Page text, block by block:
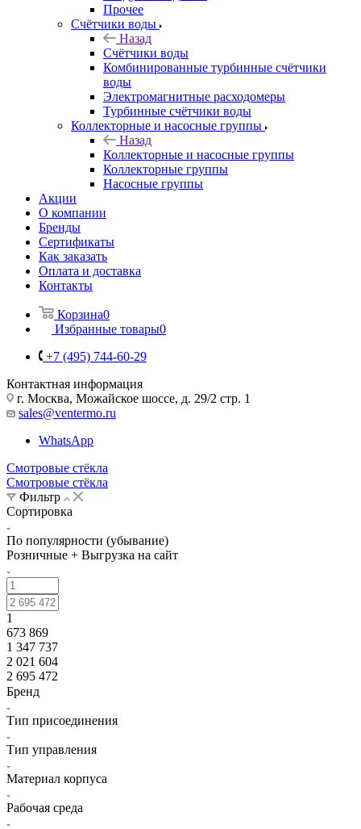
Прочее
Счётчики воды
Назад
Счётчики воды
Комбинированные турбинные счётчики
воды
Электромагнитные расходомеры
Турбинные счётчики воды
Коллекторные и насосные группы
Назад
Коллекторные и насосные группы
Коллекторные группы
Насосные группы
Акции
О компании
Бренды
Сертификаты
Как заказать
Оплата и доставка
Контакты
Корзина0
Избранные товары0
+7 (495) 744-60-29
Контактная информация
г. Москва, Можайское шоссе, д. 29/2 стр. 1
sales@ventermo.ru
WhatsApp
Смотровые стёкла
Смотровые стёкла
Фильтр
Сортировка
По популярности (убывание)
Розничные + Выгрузка на сайт
1
673 869
1 347 737
2 021 604
2 695 472
Бренд
Тип присоединения
Тип управления
Материал корпуса
Рабочая среда